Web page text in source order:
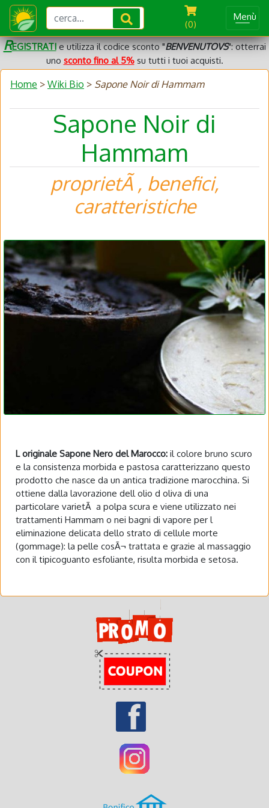
(0)
Menù
REGISTRATIe utilizza il codice sconto "BENVENUTOVS": otterrai
uno sconto fino al 5%su tutti i tuoi acquisti.
Home > Wiki Bio > Sapone Noir di Hammam
Sapone Noir di
Hammam
proprietÃ , benefici,
caratteristiche
L originale Sapone Nero del Marocco: il colore bruno scuro
e la consistenza morbida e pastosa caratterizzano questo
prodotto che nasce da un antica tradizione marocchina. Si
ottiene dalla lavorazione dell olio d oliva di una
particolare varietÃ a polpa scura e viene utilizzato nei
trattamenti Hammam o nei bagni di vapore per l
eliminazione delicata dello strato di cellule morte
(gommage): la pelle cosÃ¬ trattata e grazie al massaggio
con il tipicoguanto esfoliante, risulta morbida e setosa.